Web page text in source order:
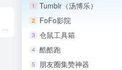
1 Tumblr（汤博乐）
2 FoFo影院
3 仓鼠工具箱
4 酷酷跑
5 朋友圈集赞神器